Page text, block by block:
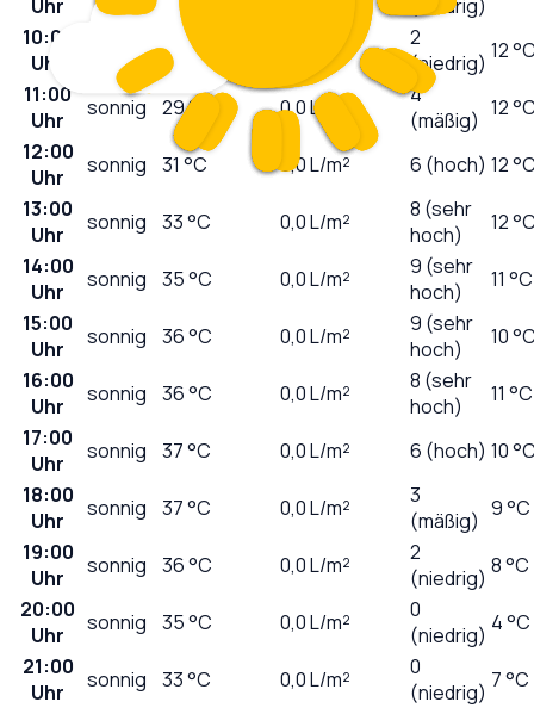
Uhr (niedrig)
10:00
Uhr
sonnig 27 °C
2
(niedrig) 12
11:00
Uhr
sonnig 29°C 0,0L/m²
4
(mäßig) 12
12:00
Uhr
sonnig 31 °C 0,0L/m² 6 (hoch) 12
13:00
Uhr
sonnig 33°C 0,0L/m²
8 (sehr
hoch)
12
14:00
Uhr
sonnig 35°C 0,0L/m²
9 (sehr
hoch)
11 °C
15:00
Uhr
sonnig 36°C 0,0L/m²
9 (sehr
hoch)
10
16:00
Uhr
sonnig 36°C 0,0L/m²
8 (sehr
hoch)
11 °C
17:00
Uhr
sonnig 37°C 0,0L/m² 6 (hoch) 10
18:00
Uhr
sonnig 37°C 0,0L/m²
3
(mäßig) 9 °C
19:00
Uhr
sonnig 36°C 0,0L/m²
2
(niedrig) 8 °C
20:00
Uhr
sonnig 35°C 0,0L/m²
0
(niedrig) 4 °C
21:00
Uhr
sonnig 33°C 0,0L/m²
0
(niedrig) 7 °C